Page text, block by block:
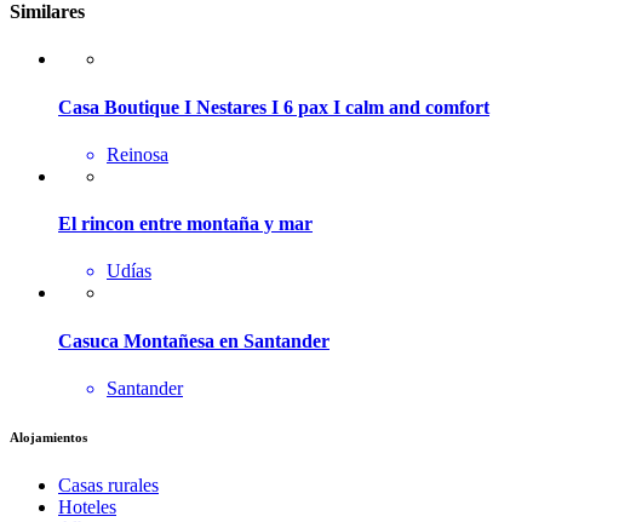
Similares
Casa Boutique I Nestares I 6 pax I calm and comfort
Reinosa
El rincon entre montaña y mar
Udías
Casuca Montañesa en Santander
Santander
Alojamientos
Casas rurales
Hoteles